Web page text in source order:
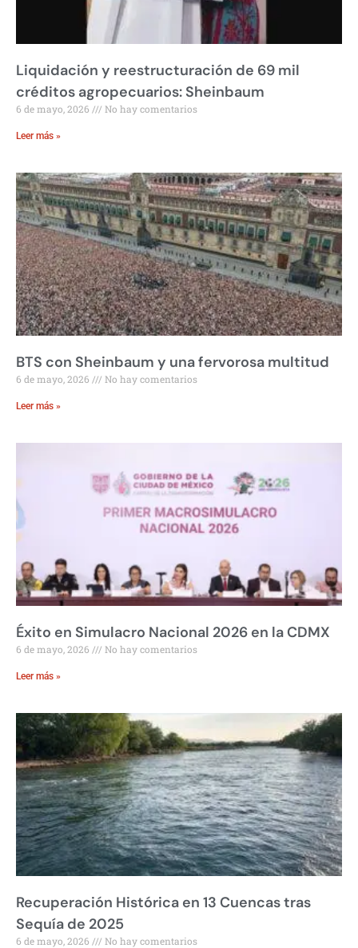
Liquidación y reestructuración de 69 mil
créditos agropecuarios: Sheinbaum
6 de mayo, 2026 No hay comentarios
Leer más »
BTS con Sheinbaum y una fervorosa multitud
6 de mayo, 2026 No hay comentarios
Leer más »
Éxito en Simulacro Nacional 2026 en la CDMX
6 de mayo, 2026 No hay comentarios
Leer más »
Recuperación Histórica en 13 Cuencas tras
Sequía de 2025
6 de mayo, 2026 No hay comentarios